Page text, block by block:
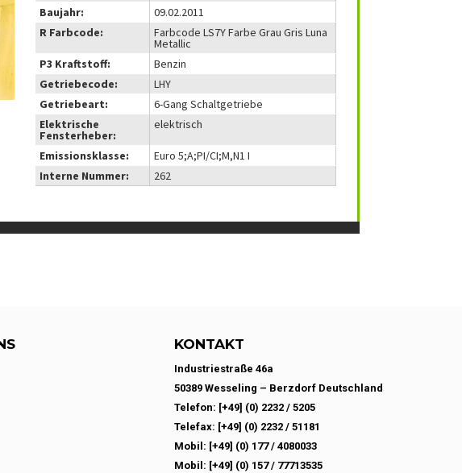
Baujahr:
09.02.2011
R Farbcode:
Farbcode LS7Y Farbe Grau Gris Luna
Metallic
P3 Kraftstoff:
Benzin
Getriebecode:
LHY
Getriebeart:
6-Gang Schaltgetriebe
Elektrische
Fensterheber:
elektrisch
Emissionsklasse:
Euro 5;A;PI/CI;M,N1 I
Interne Nummer:
262
KONTAKT
Industriestraße 46a
50389 Wesseling – Berzdorf Deutschland
Telefon: [+49] (0) 2232 / 5205
Telefax: [+49] (0) 2232 / 51181
Mobil: [+49] (0) 177 / 4080033
Mobil: [+49] (0) 157 / 77713535